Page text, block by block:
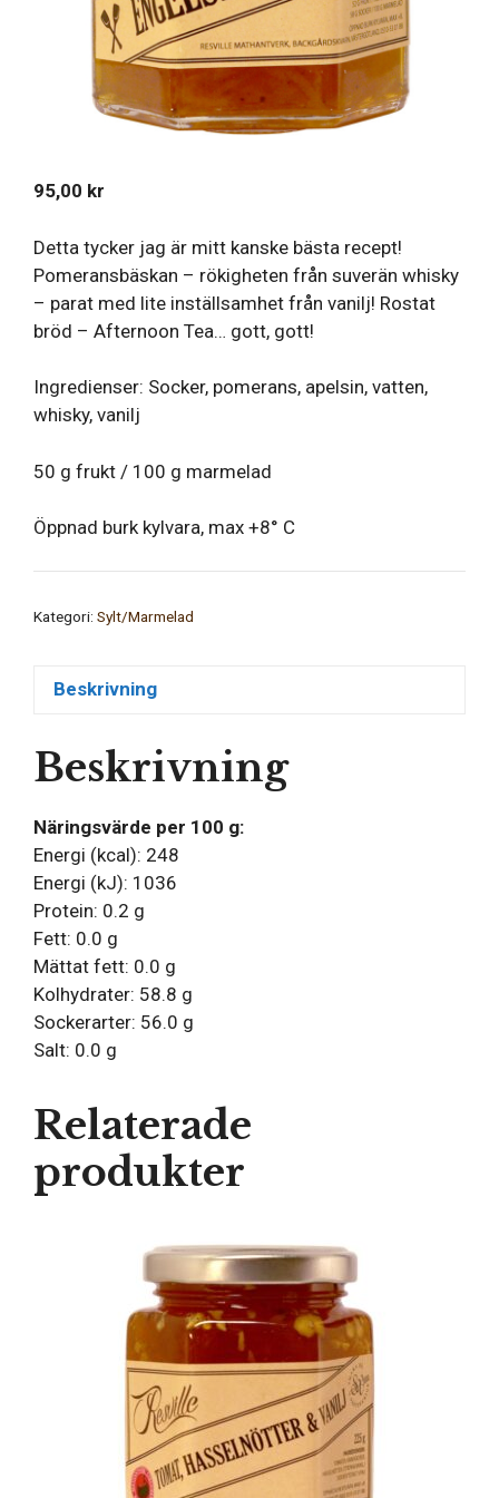
95,00 kr
Detta tycker jag är mitt kanske bästa recept!
Pomeransbäskan – rökigheten från suverän whisky
– parat med lite inställsamhet från vanilj! Rostat
bröd – Afternoon Tea… gott, gott!
Ingredienser: Socker, pomerans, apelsin, vatten,
whisky, vanilj
50 g frukt / 100 g marmelad
Öppnad burk kylvara, max +8° C
Kategori: Sylt/Marmelad
Beskrivning
Beskrivning
Näringsvärde per 100 g:
Energi (kcal): 248
Energi (kJ): 1036
Protein: 0.2 g
Fett: 0.0 g
Mättat fett: 0.0 g
Kolhydrater: 58.8 g
Sockerarter: 56.0 g
Salt: 0.0 g
Relaterade
produkter